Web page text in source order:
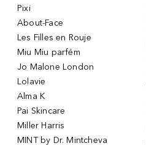
Pixi
About-Face
Les Filles en Rouje
Miu Miu parfém
Jo Malone London
Lolavie
Alma K
Pai Skincare
Miller Harris
MINT by Dr. Mintcheva